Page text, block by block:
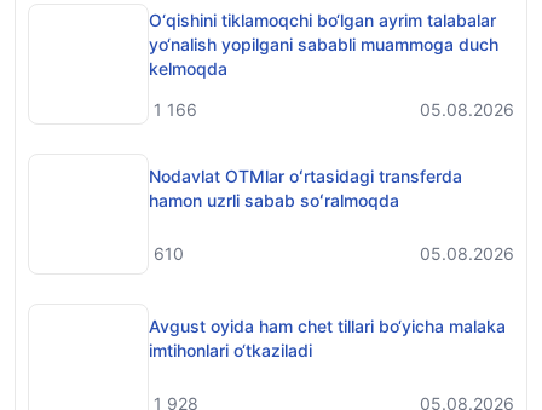
O‘qishini tiklamoqchi bo‘lgan ayrim talabalar
yo‘nalish yopilgani sababli muammoga duch
kelmoqda
1 166
05.08.2026
Nodavlat OTMlar oʻrtasidagi transferda
hamon uzrli sabab soʻralmoqda
610 05.08.2026
Avgust oyida ham chet tillari bo‘yicha malaka
imtihonlari o‘tkaziladi
1 928 05.08.2026